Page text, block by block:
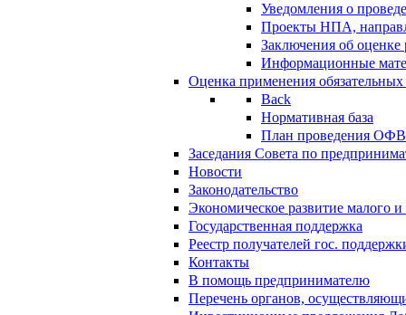
Уведомления о
Проекты НПА,
Заключения об
Информационные
Оценка применения
Back
Нормативная база
План проведения
Заседания Совета по
Новости
Законодательство
Экономическое развитие малого и
Государственная поддержка
Реестр получателей гос.
Контакты
В помощь предпринимателю
Перечень органов,